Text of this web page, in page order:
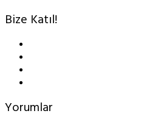
Bize Katıl!
Yorumlar